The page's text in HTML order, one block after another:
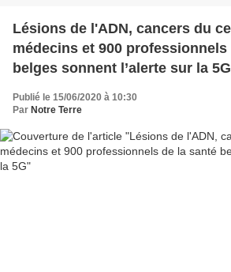
Lésions de l'ADN, cancers du
médecins et 900 professionnels
belges sonnent l’alerte sur la 5G
Publié le 15/06/2020 à 10:30
Par Notre Terre